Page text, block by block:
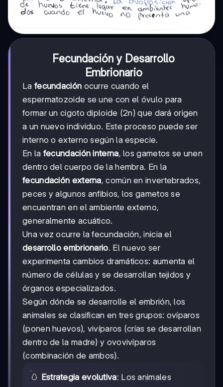
Fecundación y Desarrollo
Embrionario
La fecundación ocurre cuando el
espermatozoide se une con el óvulo para
formar un cigoto diploide (2n) que dará origen
a un nuevo individuo. Este proceso puede ser
interno o externo según la especie.
En la fecundación interna, los gametos se unen
dentro del cuerpo de la hembra. En la
fecundación externa, común en invertebrados,
peces y algunos anfibios, los gametos se
encuentran en el ambiente externo,
generalmente acuático.
Una vez ocurre la fecundación, inicia el
desarrollo embrionario. El nuevo ser
experimenta cambios dramáticos: aumenta el
número de células y se desarrollan tejidos y
órganos especializados.
Según dónde se desarrolle el embrión, los
animales se clasifican en tres grupos: ovíparos
(ponen huevos), vivíparos (crías se desarrollan
dentro de la madre) y ovovivíparos
(combinación de ambos).
🥚 Estrategia evolutiva: Los animales